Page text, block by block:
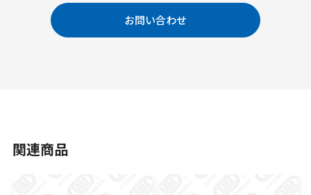
お問い合わせ
関連商品